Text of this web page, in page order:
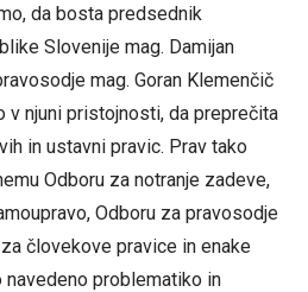
da bosta predsednik
Slovenije mag. Damijan
mag. Goran Klemenčič
v njuni pristojnosti, da preprečita
in ustavni pravic. Prav tako
Odboru za notranje zadeve,
Odboru za pravosodje
človekove pravice in enake
navedeno problematiko in